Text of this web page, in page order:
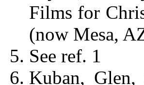
Films for
(now Mesa,
See ref. 1
Kuban,